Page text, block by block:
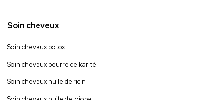
Soin cheveux
Soin cheveux botox
Soin cheveux beurre de karité
Soin cheveux huile de ricin